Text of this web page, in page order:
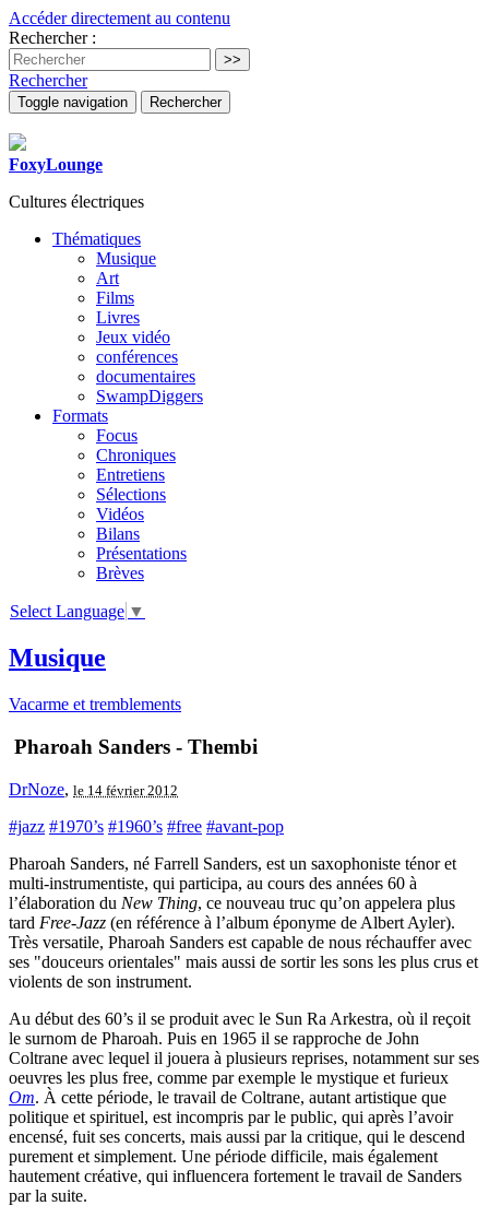
Accéder directement au contenu
Rechercher :
Rechercher
Toggle navigation Rechercher
FoxyLounge
Cultures électriques
Thématiques
Musique
Art
Films
Livres
Jeux vidéo
conférences
documentaires
SwampDiggers
Formats
Focus
Chroniques
Entretiens
Sélections
Vidéos
Bilans
Présentations
Brèves
Select Language ▼
Musique
Vacarme et tremblements
Pharoah Sanders - Thembi
DrNoze, le 14 février 2012
#jazz #1970’s #1960’s #free #avant-pop
Pharoah Sanders, né Farrell Sanders, est un saxophoniste ténor et
multi-instrumentiste, qui participa, au cours des années 60 à
l’élaboration du New Thing, ce nouveau truc qu’on appelera plus
tard Free-Jazz (en référence à l’album éponyme de Albert Ayler).
Très versatile, Pharoah Sanders est capable de nous réchauffer avec
ses "douceurs orientales" mais aussi de sortir les sons les plus crus et
violents de son instrument.
Au début des 60’s il se produit avec le Sun Ra Arkestra, où il reçoit
le surnom de Pharoah. Puis en 1965 il se rapproche de John
Coltrane avec lequel il jouera à plusieurs reprises, notamment sur ses
oeuvres les plus free, comme par exemple le mystique et furieux
Om. À cette période, le travail de Coltrane, autant artistique que
politique et spirituel, est incompris par le public, qui après l’avoir
encensé, fuit ses concerts, mais aussi par la critique, qui le descend
purement et simplement. Une période difficile, mais également
hautement créative, qui influencera fortement le travail de Sanders
par la suite.